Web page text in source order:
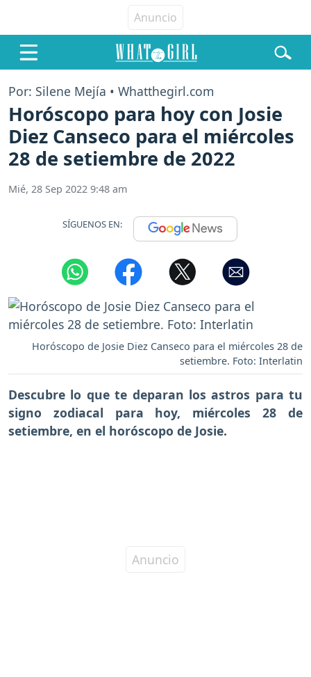
Por: Silene Mejía • Whatthegirl.com
Horóscopo para hoy con Josie
Diez Canseco para el miércoles
28 de setiembre de 2022
Mié, 28 Sep 2022 9:48 am
SÍGUENOS EN:
Horóscopo de Josie Diez Canseco para el miércoles 28 de
setiembre. Foto: Interlatin
Descubre lo que te deparan los astros para tu
signo zodiacal para hoy, miércoles 28 de
setiembre, en el horóscopo de Josie.